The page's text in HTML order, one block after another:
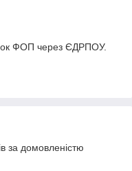
ФОП через ЄДРПОУ.
за домовленістю